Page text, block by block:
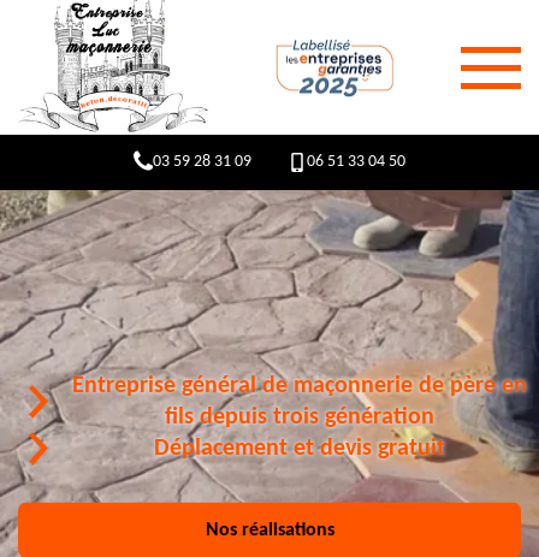
03 59 28 31 09 06 51 33 04 50
Entreprise général de maçonnerie de père en
fils depuis trois génération
Déplacement et devis gratuit
Nos réalisations